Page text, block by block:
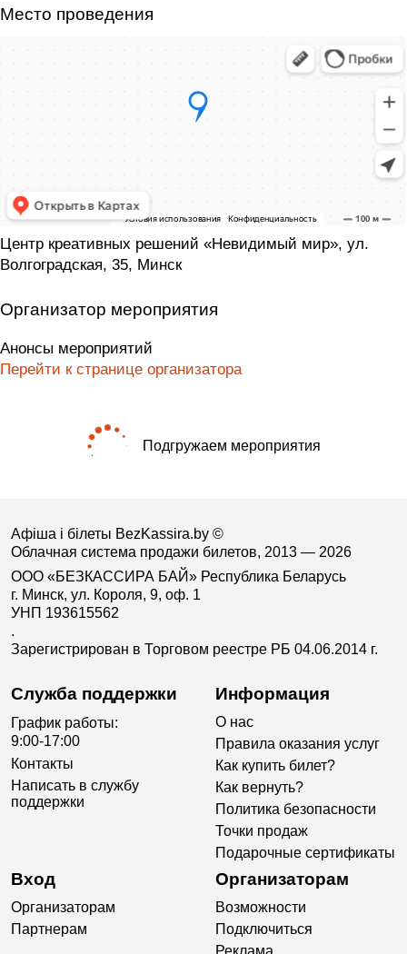
Место проведения
Центр креативных решений «Невидимый мир», ул.
Волгоградская, 35, Минск
Организатор мероприятия
Анонсы мероприятий
Перейти к странице организатора
Подгружаем мероприятия
Афіша і білеты BezKassira.by ©
Облачная система продажи билетов, 2013 — 2026
ООО «БЕЗКАССИРА БАЙ» Республика Беларусь
г. Минск, ул. Короля, 9, оф. 1
УНП 193615562
.
Зарегистрирован в Торговом реестре РБ 04.06.2014 г.
Служба поддержки
График работы:
9:00-17:00
Контакты
Написать в службу
поддержки
Информация
О нас
Правила оказания услуг
Как купить билет?
Как вернуть?
Политика безопасности
Точки продаж
Подарочные сертификаты
Вход
Организаторам
Партнерам
Организаторам
Возможности
Подключиться
Реклама